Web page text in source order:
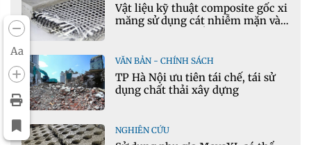
Aa
Vật liệu kỹ thuật composite gốc xi
măng sử dụng cát nhiễm mặn và
VĂN BẢN - CHÍNH SÁCH
TP Hà Nội ưu tiên tái chế, tái sử
dụng chất thải xây dựng
NGHIÊN CỨU